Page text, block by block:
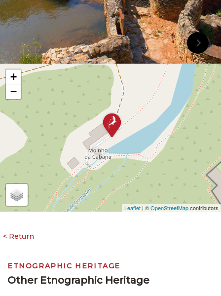
+
−
Leaflet | ©OpenStreetMapcontributors
ETNOGRAPHIC HERITAGE
Other Etnographic Heritage